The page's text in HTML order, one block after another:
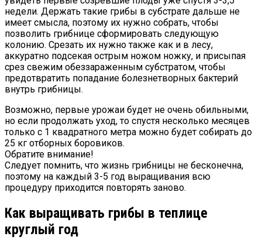
недели. Держать такие грибы в субстрате дальше не
имеет смысла, поэтому их нужно собрать, чтобы
позволить грибнице сформировать следующую
колонию. Срезать их нужно также как и в лесу,
аккуратно подсекая острым ножом ножку, и присыпая
срез свежим обеззараженным субстратом, чтобы
предотвратить попадание болезнетворных бактерий
внутрь грибницы.
Возможно, первые урожаи будет не очень обильными,
но если продолжать уход, то спустя несколько месяцев
только с 1 квадратного метра можно будет собирать до
25 кг отборных боровиков.
Обратите внимание!
Следует помнить, что жизнь грибницы не бесконечна,
поэтому на каждый 3-5 год выращивания всю
процедуру приходится повторять заново.
Как выращивать грибы в теплице
круглый год